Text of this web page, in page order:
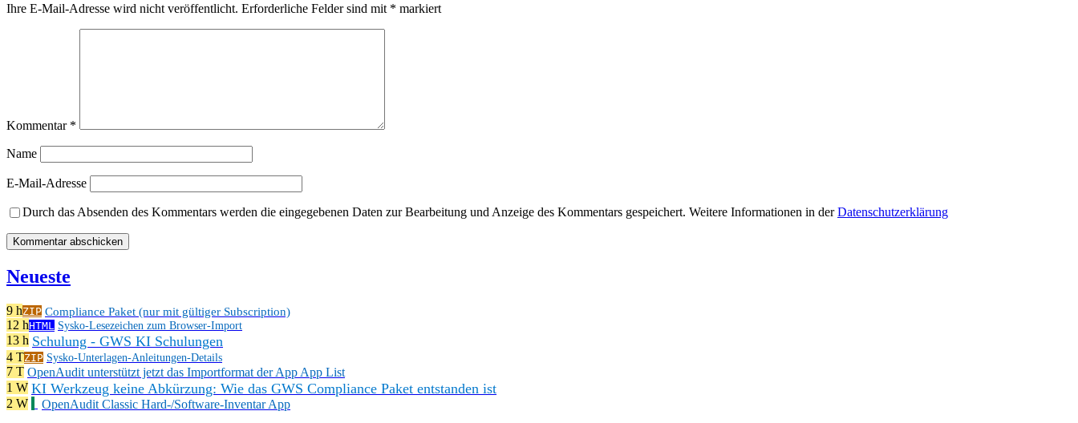
Ihre E-Mail-Adresse wird nicht veröffentlicht. Erforderliche Felder sind mit * markiert
Kommentar *
Name
E-Mail-Adresse
Durch das Absenden des Kommentars werden die eingegebenen Daten zur Bearbeitung und Anzeige des Kommentars gespeichert. Weitere Informationen in derDatenschutzerklärung
Neueste
9 hZIP Compliance Paket (nur mit gültiger Subscription)
12 hHTML Sysko-Lesezeichen zum Browser-Import
13 h Schulung - GWS KI Schulungen
4 TZIP Sysko-Unterlagen-Anleitungen-Details
7 T OpenAudit unterstützt jetzt das Importformat der App App List
1 W KI Werkzeug keine Abkürzung: Wie das GWS Compliance Paket entstanden ist
2 W OpenAudit Classic Hard-/Software-Inventar App